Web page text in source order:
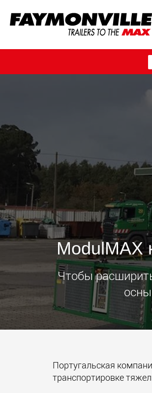
ModulMAX
Чтобы
Португальская
транспортировке